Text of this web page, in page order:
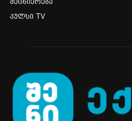
მეცნიერება
პულსი TV